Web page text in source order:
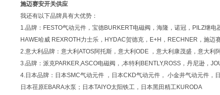
施迈赛安开关供应
我还有以下品牌具有大优势：
1.品牌：FESTO气动元件，宝德BURKERT电磁阀，海隆，诺冠，PILZ继
HAWE哈威 REXROTH力士乐，HYDAC贺德克，E+H，RECHNER，施
2.意大利品牌：意大利ATOS阿托斯，意大利ODE ，意大利康茂盛，意大
3.品牌：派克PARKER,ASCO电磁阀，,本特利BENTLY,ROSS，丹尼逊，
4.日本品牌：日本SMC气动元件 ，日本CKD气动元件， 小金井气动元件，
日本荏原EBARA水泵；日本TAIYO太阳铁工，日本黑田精工KURODA